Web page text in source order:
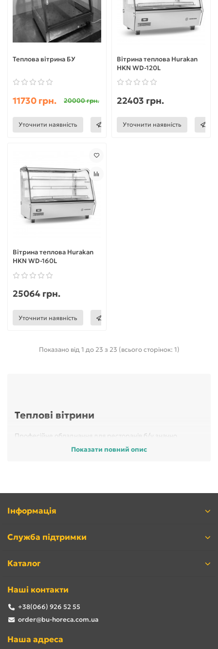
Теплова вітрина БУ
11730 грн. 20000 грн.
Уточнити наявність
Вітрина теплова Hurakan
HKN WD-120L
22403 грн.
Уточнити наявність
Вітрина теплова Hurakan
HKN WD-160L
25064 грн.
Уточнити наявність
Показано від 1 до 23 з 23 (всього сторінок: 1)
Теплові вітрини
Професійне обладнання для ресторанів б/у значно
спрощує технологічний процес і робить приготування
страв швидким і простим заняттям. Коли стає питання про
Показати повний опис
Інформація
Служба підтримки
Каталог
Наші контакти
+38(066) 926 52 55
order@bu-horeca.com.ua
Наша адреса